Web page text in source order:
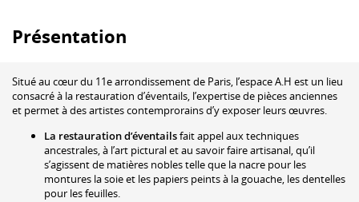
Présentation
Situé au cœur du 11e arrondissement de Paris, l’espace A.H est un lieu
consacré à la restauration d’éventails, l’expertise de pièces anciennes
et permet à des artistes contemprorains d’y exposer leurs œuvres.
La restauration d’éventailsfait appelaux techniques
ancestrales, à l’art picturalet au savoir faire artisanal, qu’il
s’agissent de matières nobles telle que la nacre pour les
montures la soie et les papiers peints à la gouache, les dentelles
pour les feuilles.